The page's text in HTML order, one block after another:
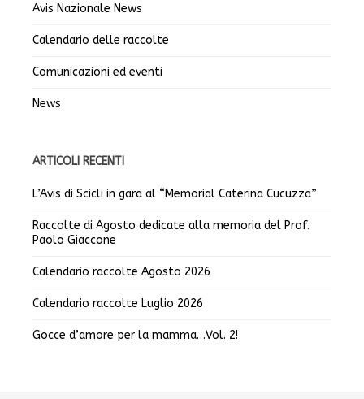
Avis Nazionale News
Calendario delle raccolte
Comunicazioni ed eventi
News
ARTICOLI RECENTI
L’Avis di Scicli in gara al “Memorial Caterina Cucuzza”
Raccolte di Agosto dedicate alla memoria del Prof.
Paolo Giaccone
Calendario raccolte Agosto 2026
Calendario raccolte Luglio 2026
Gocce d’amore per la mamma…Vol. 2!